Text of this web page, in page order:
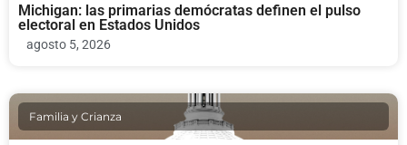
Michigan: las primarias demócratas definen el pulso
electoral en Estados Unidos
agosto 5, 2026
Familia y Crianza